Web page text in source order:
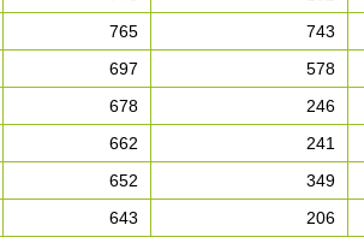
765 743
697 578
678 246
662 241
652 349
643 206